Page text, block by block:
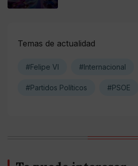
Temas de actualidad
#Felipe VI #Internacional
#Partidos Políticos #PSOE